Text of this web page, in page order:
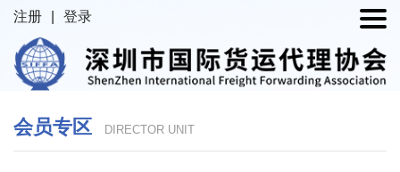
注册 登录
会员专区 DIRECTOR UNIT